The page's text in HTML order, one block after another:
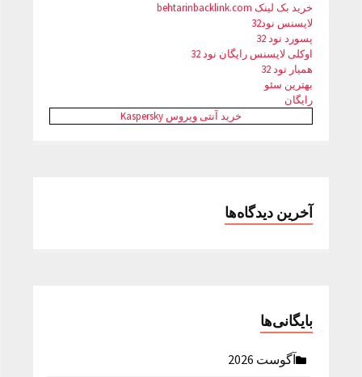
خرید بک لینک behtarinbacklink.com
لایسنس نود32
پسورد نود 32
اوکلی لایسنس رایگان نود 32
همیار نود 32
بهترین سئو
رایگان
خرید آنتی ویروس Kaspersky
آخرین دیدگاه‌ها
بایگانی‌ها
آگوست 2026